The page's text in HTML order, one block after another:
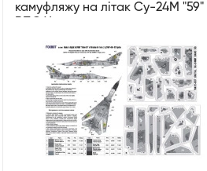
камуфляжу на літак Су-24М "59"